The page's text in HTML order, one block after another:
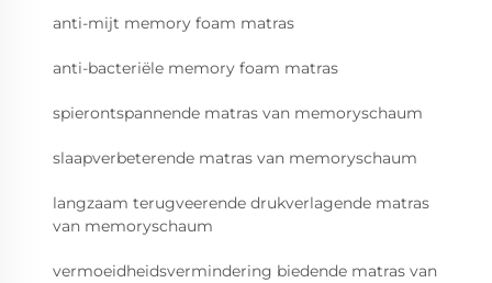
anti-mijt memory foam matras
anti-bacteriële memory foam matras
spierontspannende matras van memoryschaum
slaapverbeterende matras van memoryschaum
langzaam terugveerende drukverlagende matras
van memoryschaum
vermoeidheidsvermindering biedende matras van